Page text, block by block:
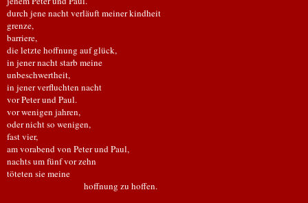
durch jene nacht verläuft meiner kindheit
grenze,
barriere,
die letzte hoffnung auf glück,
in jener nacht starb meine
unbeschwertheit,
in jener verfluchten nacht
vor Peter und Paul.
vor wenigen jahren,
oder nicht so wenigen,
fast vier,
am vorabend von Peter und Paul,
nachts um fünf vor zehn
töteten sie meine
hoffnung zu hoffen.